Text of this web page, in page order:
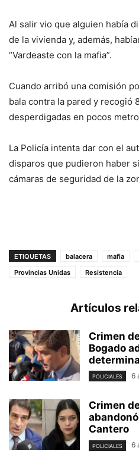
Al salir vio que alguien había
de la vivienda y, además,
“Vardeaste con la mafia”.
Cuando arribó una comisión
bala contra la pared y recogió
desperdigadas en pocos
La Policía intenta dar con el
disparos que pudieron haber
cámaras de seguridad de la
ETIQUETAS balacera mafia
Provincias Unidas
Resistencia
Artículos
Crimen
Bogado
POLICIALES 6
Crimen
Cantero
POLICIALES 6